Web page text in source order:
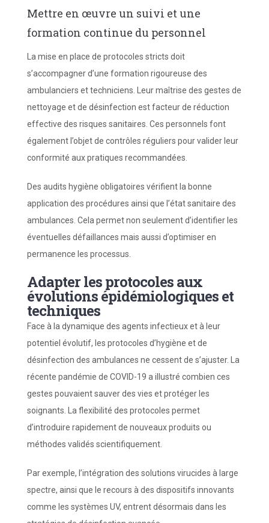
Mettre en œuvre un suivi et une
formation continue du personnel
La mise en place de protocoles stricts doit
s’accompagner d’une formation rigoureuse des
ambulanciers et techniciens. Leur maîtrise des gestes de
nettoyage et de désinfection est facteur de réduction
effective des risques sanitaires. Ces personnels font
également l’objet de contrôles réguliers pour valider leur
conformité aux pratiques recommandées.
Des audits hygiène obligatoires vérifient la bonne
application des procédures ainsi que l’état sanitaire des
ambulances. Cela permet non seulement d’identifier les
éventuelles défaillances mais aussi d’optimiser en
permanence les processus.
Adapter les protocoles aux
évolutions épidémiologiques et
techniques
Face à la dynamique des agents infectieux et à leur
potentiel évolutif, les protocoles d’hygiène et de
désinfection des ambulances ne cessent de s’ajuster. La
récente pandémie de COVID-19 a illustré combien ces
gestes pouvaient sauver des vies et protéger les
soignants. La flexibilité des protocoles permet
d’introduire rapidement de nouveaux produits ou
méthodes validés scientifiquement.
Par exemple, l’intégration des solutions virucides à large
spectre, ainsi que le recours à des dispositifs innovants
comme les systèmes UV, entrent désormais dans les